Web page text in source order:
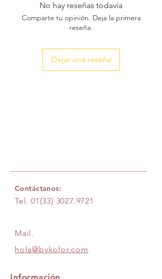
No hay reseñas todavía
Comparte tu opinión. Deja la primera
reseña.
Dejar una reseña
Contáctanos:
Tel. 01(33) 3027.9721
Mail.
hola@bykolor.com